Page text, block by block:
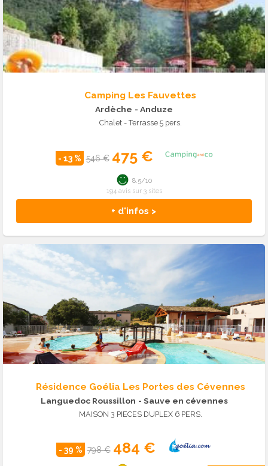
Camping Les Fauvettes
Ardèche - Anduze
Chalet - Terrasse 5 pers.
- 13 % 546 € 475 €
+ d'infos >
8.5/10
194 avis sur 3 sites
Résidence Goélia Les Portes des Cévennes
Languedoc Roussillon - Sauve en cévennes
MAISON 3 PIECES DUPLEX 6 PERS.
- 39 % 798 € 484 €